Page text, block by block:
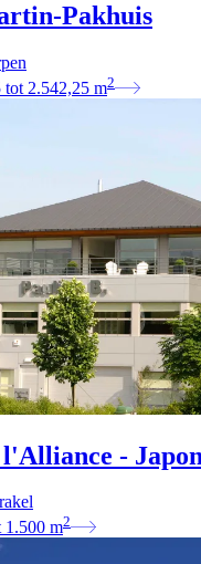
Pakhuis
tot 2.542,25 m2
-
1.500 m2